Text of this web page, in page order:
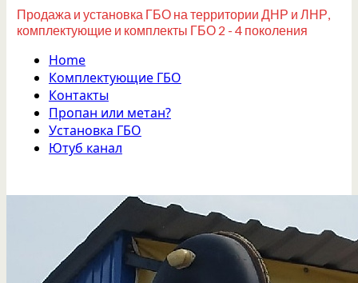
Продажа и установка ГБО на территории ДНР и ЛНР,
комплектующие и комплекты ГБО 2 - 4 поколения
Home
Комплектующие ГБО
Контакты
Пропан или метан?
Установка ГБО
Ютуб канал